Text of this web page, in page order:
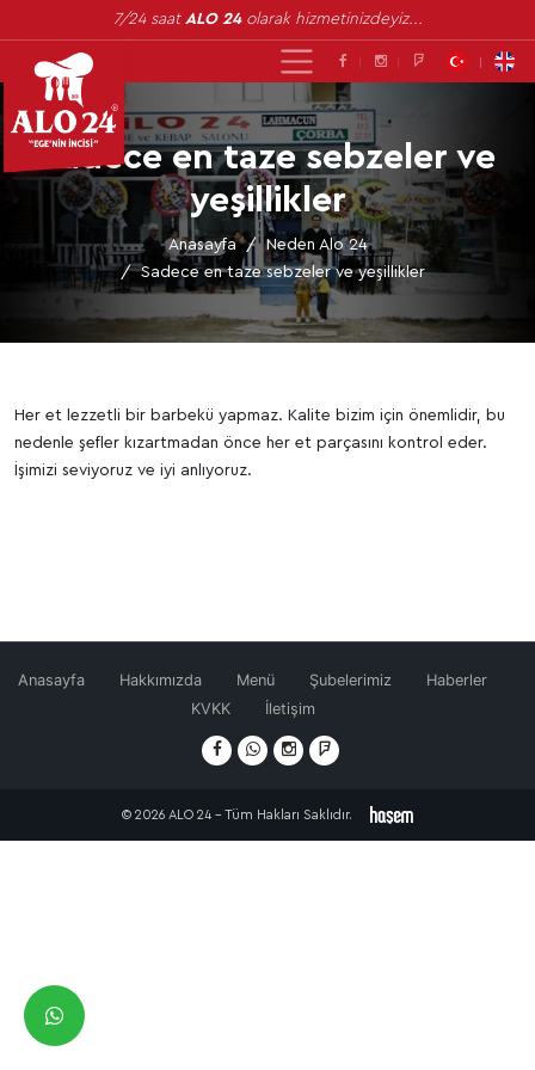
7/24 saat ALO 24olarak hizmetinizdeyiz...
Sadece en taze sebzeler ve
yeşillikler
Anasayfa
Neden Alo 24
Sadece en taze sebzeler ve yeşillikler
Her et lezzetli bir barbekü yapmaz. Kalite bizim için önemlidir, bu
nedenle şefler kızartmadan önce her et parçasını kontrol eder.
İşimizi seviyoruz ve iyi anlıyoruz.
Anasayfa Hakkımızda Menü Şubelerimiz
Haberler
KVKK
İletişim
© 2026 ALO 24 - Tüm Hakları Saklıdır.